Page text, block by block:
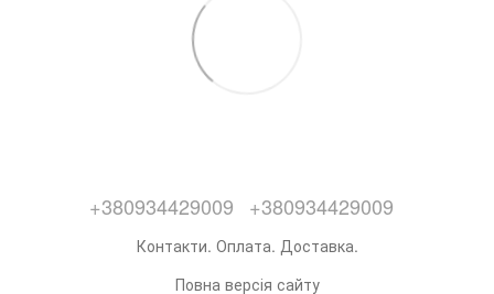
+380934429009 +380934429009
Контакти. Оплата. Доставка.
Повна версія сайту